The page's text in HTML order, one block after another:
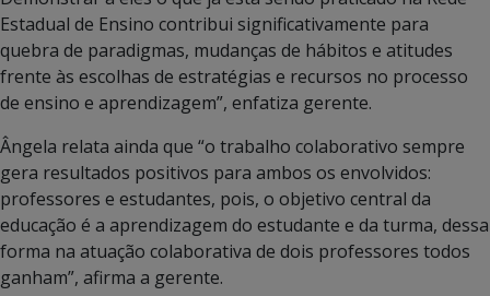
Estadual de Ensino contribui significativamente para
quebra de paradigmas, mudanças de hábitos e atitudes
frente às escolhas de estratégias e recursos no processo
de ensino e aprendizagem”, enfatiza gerente.
Ângela relata ainda que “o trabalho colaborativo sempre
gera resultados positivos para ambos os envolvidos:
professores e estudantes, pois, o objetivo central da
educação é a aprendizagem do estudante e da turma, dessa
forma na atuação colaborativa de dois professores todos
ganham”, afirma a gerente.